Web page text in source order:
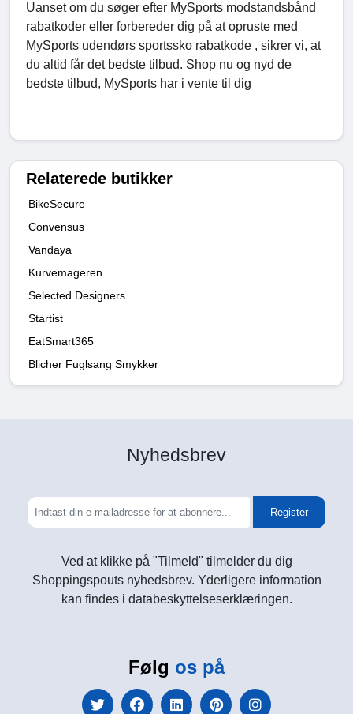
Uanset om du søger efter MySports modstandsbånd
rabatkoder eller forbereder dig på at opruste med
MySports udendørs sportssko rabatkode , sikrer vi, at
du altid får det bedste tilbud. Shop nu og nyd de
bedste tilbud, MySports har i vente til dig
Relaterede butikker
BikeSecure
Convensus
Vandaya
Kurvemageren
Selected Designers
Startist
EatSmart365
Blicher Fuglsang Smykker
Nyhedsbrev
Register
Ved at klikke på "Tilmeld" tilmelder du dig
Shoppingspouts nyhedsbrev. Yderligere information
kan findes i databeskyttelseserklæringen.
Følg os på